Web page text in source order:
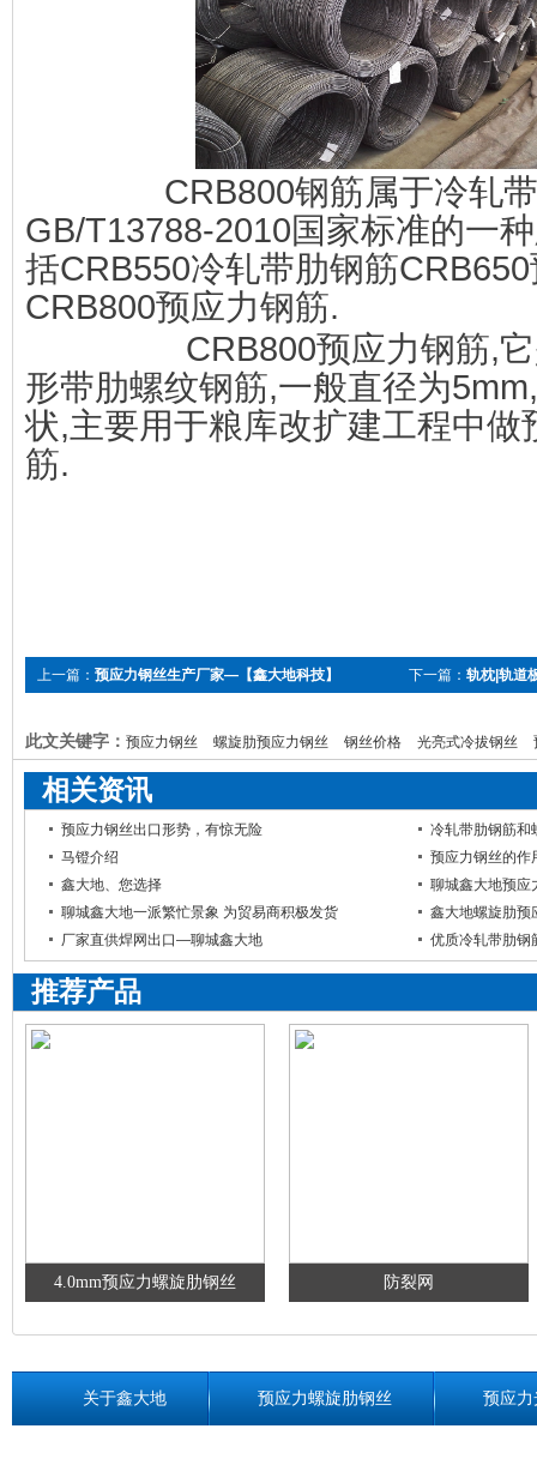
GB/T13788-2010国家标准的一
括CRB550冷轧带肋钢筋
CRB800预应力钢筋.
形带肋螺纹钢筋,一般直径为
状,主要用于粮库改扩建工程中做
筋.
下一篇： 轨枕|轨道
上一篇： 预应力钢丝生产厂家—【鑫大地科技】
此文关键字： 预应力钢丝 螺旋肋预应力钢丝 钢丝价格 光亮式冷拔钢丝
相关资讯
预应力钢丝出口形势，有惊无险
冷轧带肋钢筋和
马镫介绍
预应力钢丝的作
鑫大地、您选择
聊城鑫大地预应
聊城鑫大地一派繁忙景象 为贸易商积极发货
鑫大地螺旋肋预
厂家直供焊网出口—聊城鑫大地
优质冷轧带肋
推荐产品
4.0mm预应力螺旋肋钢丝 防裂网
关于鑫大地 预应力螺旋肋钢丝 预应